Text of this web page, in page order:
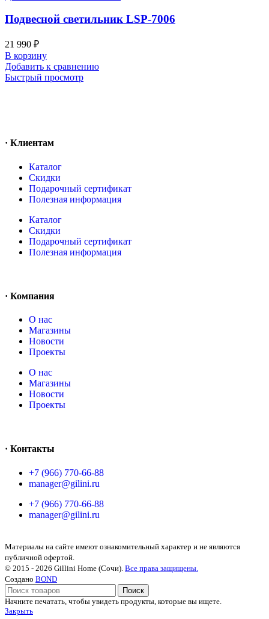
Подвесной светильник LSP-7006
21 990 ₽
В корзину
Добавить к сравнению
Быстрый просмотр
· Клиентам
Каталог
Скидки
Подарочный сертификат
Полезная информация
Каталог
Скидки
Подарочный сертификат
Полезная информация
· Компания
О нас
Магазины
Новости
Проекты
О нас
Магазины
Новости
Проекты
· Контакты
+7 (966) 770-66-88
manager@gilini.ru
+7 (966) 770-66-88
manager@gilini.ru
Материалы на сайте имеют ознакомительный характер и не являются
публичной офертой.
© 2015 - 2026 Gillini Home (Сочи). Все права защищены.
Создано BOND
Поиск
Начните печатать, чтобы увидеть продукты, которые вы ищете.
Закрыть